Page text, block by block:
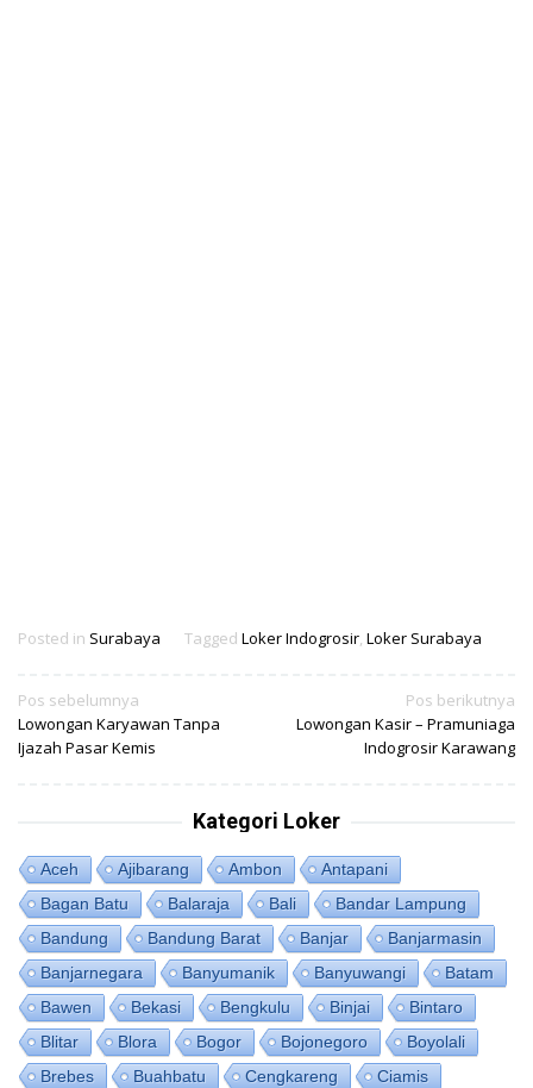
Posted in Surabaya Tagged Loker Indogrosir, Loker Surabaya
Navigasi
pos
Pos sebelumnya
Lowongan Karyawan Tanpa
Ijazah Pasar Kemis
Pos berikutnya
Lowongan Kasir – Pramuniaga
Indogrosir Karawang
Kategori Loker
Aceh Ajibarang Ambon
Antapani
Bagan Batu
Balaraja Bali
Bandar Lampung
Bandung
Bandung Barat Banjar
Banjarmasin
Banjarnegara
Banyumanik Banyuwangi
Batam
Bawen
Bekasi Bengkulu Binjai
Bintaro
Blitar
Blora Bogor Bojonegoro
Boyolali
Brebes
Buahbatu Cengkareng
Ciamis